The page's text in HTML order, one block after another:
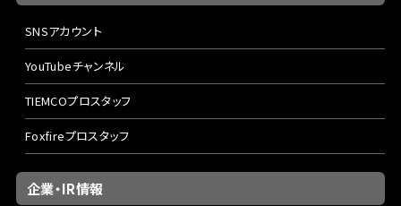
SNSアカウント
YouTubeチャンネル
TIEMCOプロスタッフ
Foxfireプロスタッフ
企業・IR情報